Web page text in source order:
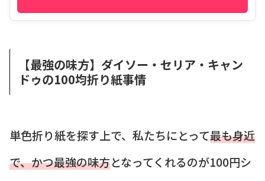
【最強の味方】ダイソー・セリア・キャン
ドゥの100均折り紙事情
単色折り紙を探す上で、私たちにとって最も身近
で、かつ最強の味方となってくれるのが100円シ